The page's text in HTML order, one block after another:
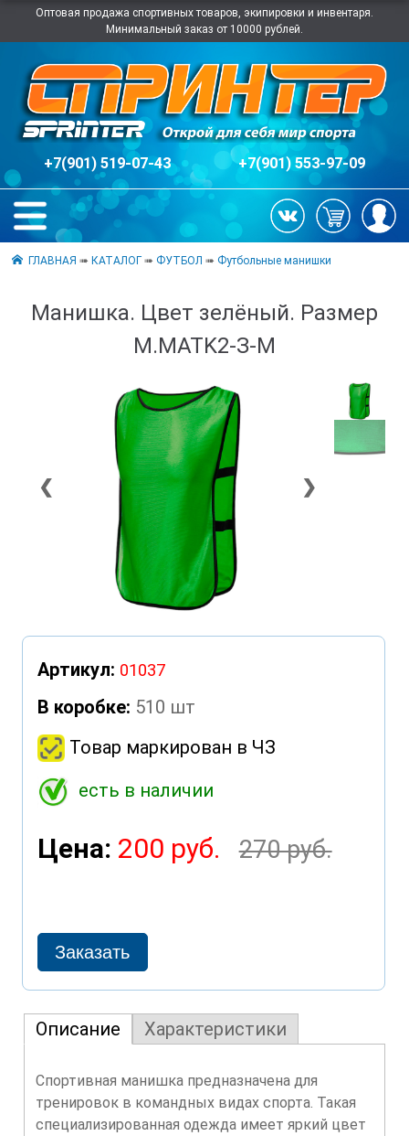
Оптовая продажа спортивных товаров, экипировки и инвентаря.
Минимальный заказ от 10000 рублей.
+7(901) 519-07-43 +7(901) 553-97-09
ГЛАВНАЯ ➠КАТАЛОГ ➠ ФУТБОЛ ➠ Футбольные манишки
Манишка. Цвет зелёный. Размер
М.MATK2-З-M
❮ ❯
Артикул: 01037
В коробке: 510 шт
Товар маркирован в ЧЗ
есть в наличии
Цена: 200 руб. 270 руб.
Описание Характеристики
Спортивная манишка предназначена для
тренировок в командных видах спорта. Такая
специализированная одежда имеет яркий цвет